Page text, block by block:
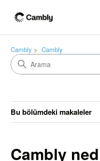
Cambly Cambly
Bu bölümdeki makaleler
Cambly